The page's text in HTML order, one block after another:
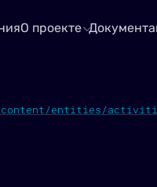
О проекте
content/entities/